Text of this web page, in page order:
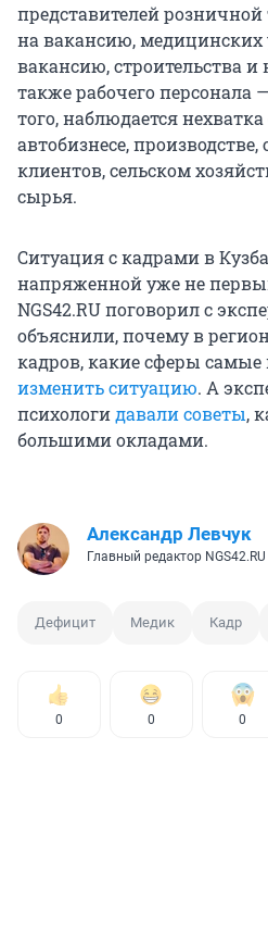
представителей
на вакансию, медицинских
вакансию, строительства
также рабочего персонала
того, наблюдается
автобизнесе,
клиентов, сельском
сырья.
Ситуация с кадрами в
напряженной уже не
NGS42.RU поговорил с
объяснили, почему в
кадров, какие сферы
изменить ситуацию. А
психологидавали советы,
большими окладами.
Александр Левчук
Главный редактор NGS42.RU
Дефицит Медик Кадр
0 0 0